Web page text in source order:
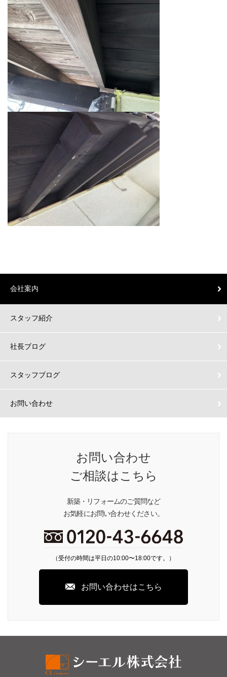
会社案内
スタッフ紹介
社長ブログ
スタッフブログ
お問い合わせ
お問い合わせ
ご相談はこちら
新築・リフォームのご質問など
お気軽にお問い合わせください。
（受付の時間は平日の10:00〜18:00です。）
お問い合わせはこちら